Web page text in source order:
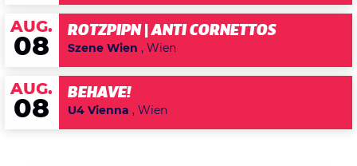
AUG.
08
ROTZPIPN | ANTI CORNETTOS
Szene Wien , Wien
AUG.
08
BEHAVE!
U4 Vienna , Wien